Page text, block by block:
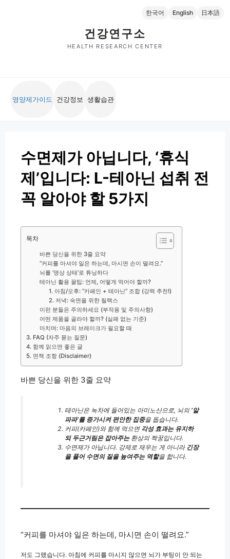
건강연구소
HEALTH RESEARCH CENTER
영양제가이드 건강정보 생활습관
한국어 English 日本語
수면제가 아닙니다, ‘휴식
제’입니다: L-테아닌 섭취 전
꼭 알아야 할 5가지
목차
바쁜 당신을 위한 3줄 요약
“커피를 마셔야 일은 하는데, 마시면 손이 떨려요.”
뇌를 ‘명상 상태’로 튜닝하다
테아닌 활용 꿀팁: 언제, 어떻게 먹어야 할까?
1. 아침/오후: “카페인 + 테아닌” 조합 (강력 추천!)
2. 저녁: 숙면을 위한 릴랙스
이런 분들은 주의하세요 (부작용 및 주의사항)
어떤 제품을 골라야 할까? (실패 없는 기준)
마치며: 마음의 브레이크가 필요할 때
3. FAQ (자주 묻는 질문)
4. 함께 읽으면 좋은 글
5. 면책 조항 (Disclaimer)
바쁜 당신을 위한 3줄 요약
테아닌은 녹차에 들어있는 아미노산으로, 뇌의 ‘알
파파’를 증가시켜 편안한 집중을 돕습니다.
커피(카페인)와 함께 먹으면 각성 효과는 유지하
되 두근거림은 잡아주는환상의 짝꿍입니다.
수면제가 아닙니다. 강제로 재우는 게 아니라 긴장
을 풀어 수면의 질을 높여주는 역할을 합니다.
“커피를 마셔야 일은 하는데, 마시면 손이 떨려요.”
저도 그랬습니다. 아침에 커피를 마시지 않으면 뇌가 부팅이 안 되는